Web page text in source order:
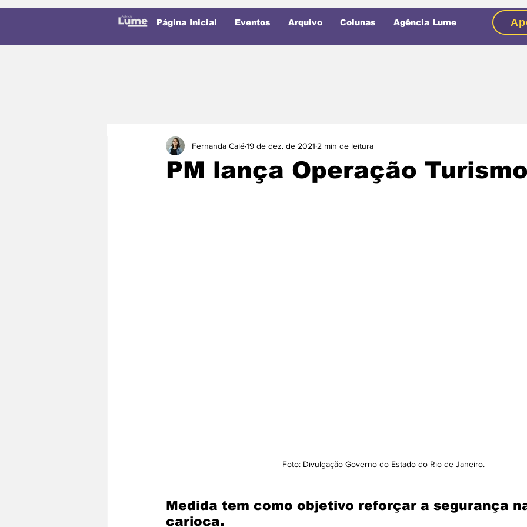
Página Inicial Eventos Arquivo Colunas Agência Lume
PM lança Operação
Fernanda Calé19 de dez. de 2021 2 min de leitura
Foto: Divulgação Governo do Estado do Rio de Janeiro.
Medida tem como objetivo reforçar a segurança
carioca.